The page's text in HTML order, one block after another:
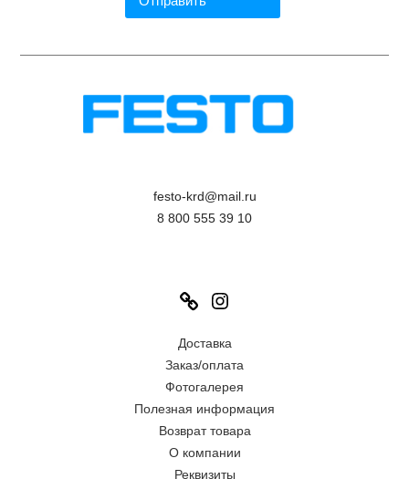
festo-krd@mail.ru
8 800 555 39 10
Link
Доставка
Заказ/оплата
Фотогалерея
Полезная информация
Возврат товара
О компании
Реквизиты